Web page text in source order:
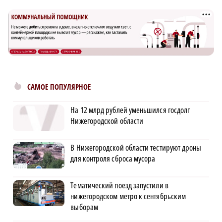
САМОЕ ПОПУЛЯРНОЕ
На 12 млрд рублей уменьшился госдолг
Нижегородской области
В Нижегородской области тестируют дроны
для контроля сброса мусора
Тематический поезд запустили в
нижегородском метро к сентябрьским
выборам